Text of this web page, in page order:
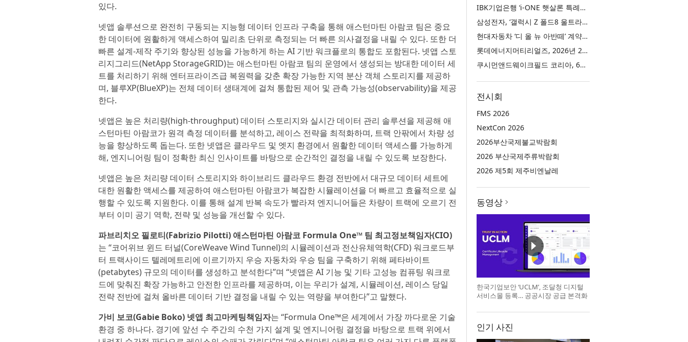
있다.
넷앱 솔루션으로 완전히 구동되는 지능형 데이터 인프라 구축을 통해 애스턴마틴 아람코 팀은 중요
한 데이터에 원활하게 액세스하여 밀리초 단위로 측정되는 더 빠른 의사결정을 내릴 수 있다. 또한 더
빠른 설계-제작 주기와 향상된 성능을 가능하게 하는 AI 기반 워크플로의 통합도 포함된다. 넷앱 스토
리지그리드(NetApp StorageGRID)는 애스턴마틴 아람코 팀의 운영에서 생성되는 방대한 데이터 세
트를 처리하기 위해 엔터프라이즈급 복원력을 갖춘 확장 가능한 지역 분산 객체 스토리지를 제공하
며, 블루XP(BlueXP)는 전체 데이터 생태계에 걸쳐 통합된 제어 및 관측 가능성(observability)을 제공
한다.
넷앱은 높은 처리량(high-throughput) 데이터 스토리지와 실시간 데이터 관리 솔루션을 제공해 애
스턴마틴 아람코가 원격 측정 데이터를 분석하고, 레이스 전략을 최적화하며, 트랙 안팎에서 차량 성
능을 향상하도록 돕는다. 또한 넷앱은 클라우드 및 엣지 환경에서 원활한 데이터 액세스를 가능하게
해, 엔지니어링 팀이 정확한 최신 인사이트를 바탕으로 순간적인 결정을 내릴 수 있도록 보장한다.
넷앱은 높은 처리량 데이터 스토리지와 하이브리드 클라우드 환경 전반에서 대규모 데이터 세트에
대한 원활한 액세스를 제공하여 애스턴마틴 아람코가 복잡한 시뮬레이션을 더 빠르고 효율적으로 실
행할 수 있도록 지원한다. 이를 통해 설계 반복 속도가 빨라져 엔지니어들은 차량이 트랙에 오르기 전
부터 이미 공기 역학, 전략 및 성능을 개선할 수 있다.
파브리치오 필로티(Fabrizio Pilotti) 애스턴마틴 아람코 Formula One™ 팀 최고정보책임자(CIO)
는 “코어위브 윈드 터널(CoreWeave Wind Tunnel)의 시뮬레이션과 전산유체역학(CFD) 워크로드부
터 트랙사이드 텔레메트리에 이르기까지 우승 자동차와 우승 팀을 구축하기 위해 페타바이트
(petabytes) 규모의 데이터를 생성하고 분석한다”며 “넷앱은 AI 기능 및 기타 고성능 컴퓨팅 워크로
드에 맞춰진 확장 가능하고 안전한 인프라를 제공하며, 이는 우리가 설계, 시뮬레이션, 레이스 당일
전략 전반에 걸쳐 올바른 데이터 기반 결정을 내릴 수 있는 역량을 부여한다”고 말했다.
가비 보코(Gabie Boko) 넷앱 최고마케팅책임자는 “Formula One™은 세계에서 가장 까다로운 기술
환경 중 하나다. 경기에 앞선 수 주간의 수천 가지 설계 및 엔지니어링 결정을 바탕으로 트랙 위에서
IBK기업은행 ‘i-ONE 햇살론 특례보증’ 출시
삼성전자, ‘갤럭시 Z 폴드8 울트라·폴드8·플립8’과 ‘갤럭시 워치 울트라2·워치9’ 국내 공식 출시
현대자동차 ‘디 올 뉴 아반떼’ 계약 첫날 1만 대 돌파
롯데에너지머티리얼즈, 2026년 2분기 실적 발표… 전분기 대비 매출 증대
쿠시먼앤드웨이크필드 코리아, 63빌딩 통합 MD·공간 전략 수립 과정과 구현 사례 소개
전시회
FMS 2026
NextCon 2026
2026부산국제불교박람회
2026 부산국제주류박람회
2026 제5회 제주비엔날레
동영상
한국기업보안 ‘UCLM’, 조달청 디지털
서비스몰 등록… 공공시장 공급 본격화
인기 사진